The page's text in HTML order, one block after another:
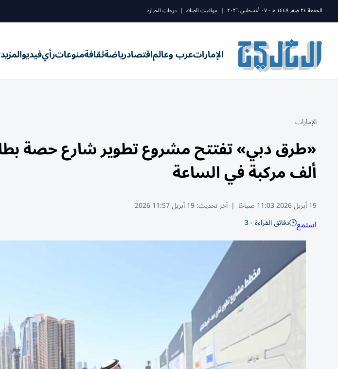
الجمعة ٢٤ صفر ١٤٤٨ ه - ٠٧ أغسطس ٢٠٢٦ | مواقيت الصلاة | درجات الحرارة
الإماراتعرب وعالماقتصادرياضةثقافةمنوعاترأيفيديوالمزيد
الإمارات
ألف مركبة في الساعة
19 أبريل 2026 11:03 صباحًا | آخر تحديث:19 أبريل 11:57 2026
استمع دقائق القراءة - 3